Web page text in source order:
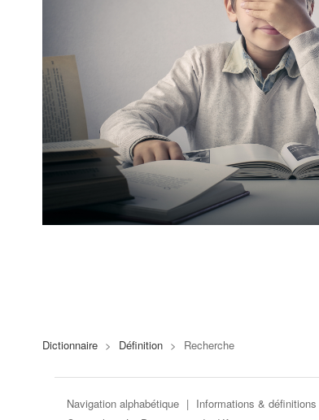
Dictionnaire > Définition > Recherche
Navigation alphabétique | Informations & définitions